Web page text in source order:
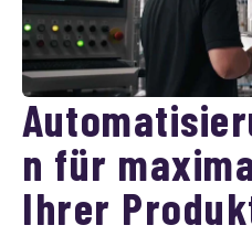
n für
Ihrer